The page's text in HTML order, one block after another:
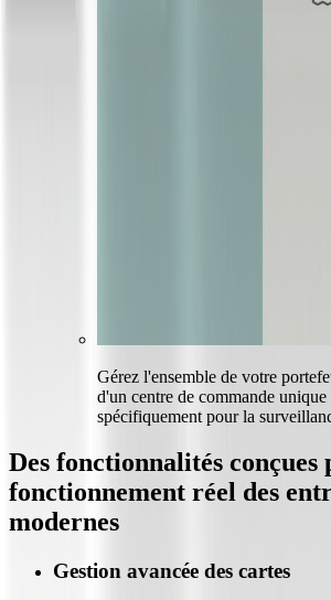
Gérez l'ensemble de votre
d'un centre de commande
spécifiquement pour la
Des fonctionnalités conçues
fonctionnement réel des
modernes
Gestion avancée des cartes